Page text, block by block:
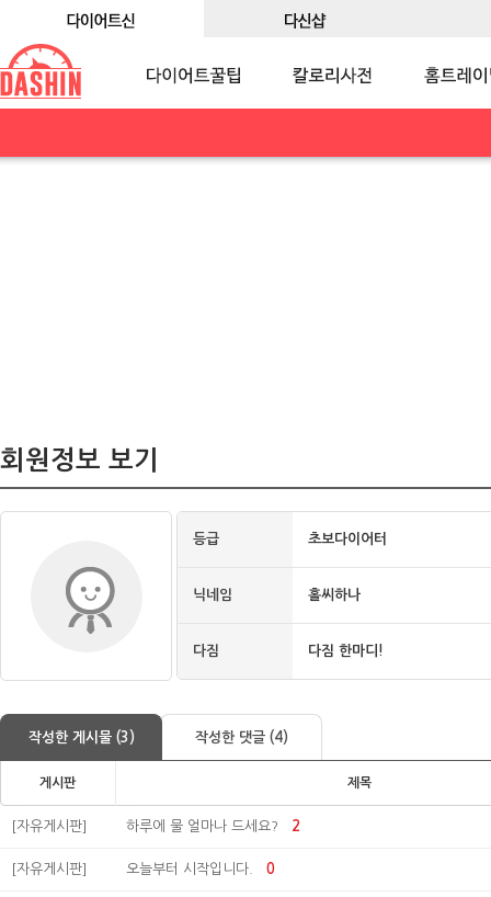
회원정보 보기
등급 초보다이어터
닉네임 홀씨하나
다짐 다짐 한마디!
작성한 게시물 (3) 작성한 댓글 (4)
게시판 제목
[자유게시판] 하루에 물 얼마나 드세요? 2
[자유게시판] 오늘부터 시작입니다. 0